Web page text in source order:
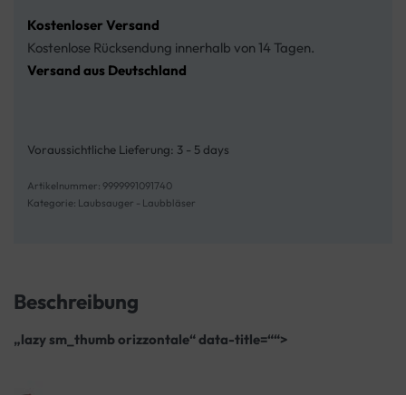
Kostenloser Versand
Kostenlose Rücksendung innerhalb von 14 Tagen.
Versand aus Deutschland
Voraussichtliche Lieferung: 3 - 5 days
9999991091740
Kategorie: Laubsauger - Laubbläser
Beschreibung
„lazy sm_thumb orizzontale“ data-title=““>